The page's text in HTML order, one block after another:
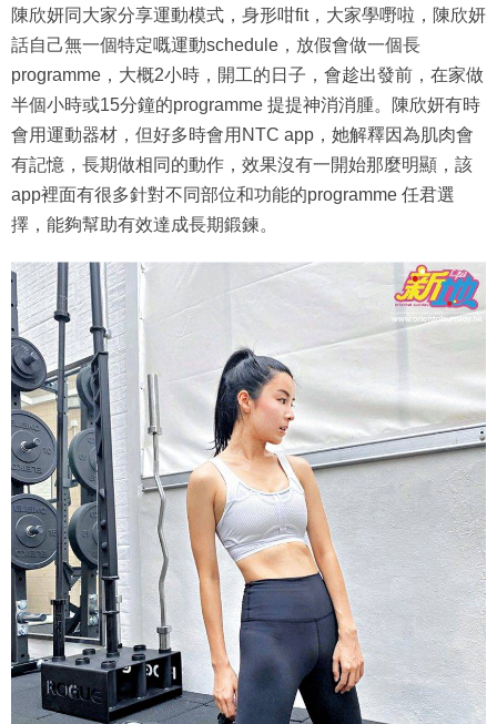
陳欣妍同大家分享運動模式，身形咁fit，大家學嘢啦，陳欣妍
話自己無一個特定嘅運動schedule，放假會做一個長
programme，大概2小時，開工的日子，會趁出發前，在家做
半個小時或15分鐘的programme 提提神消消腫。陳欣妍有時
會用運動器材，但好多時會用NTC app，她解釋因為肌肉會
有記憶，長期做相同的動作，效果沒有一開始那麼明顯，該
app裡面有很多針對不同部位和功能的programme 任君選
擇，能夠幫助有效達成長期鍛鍊。